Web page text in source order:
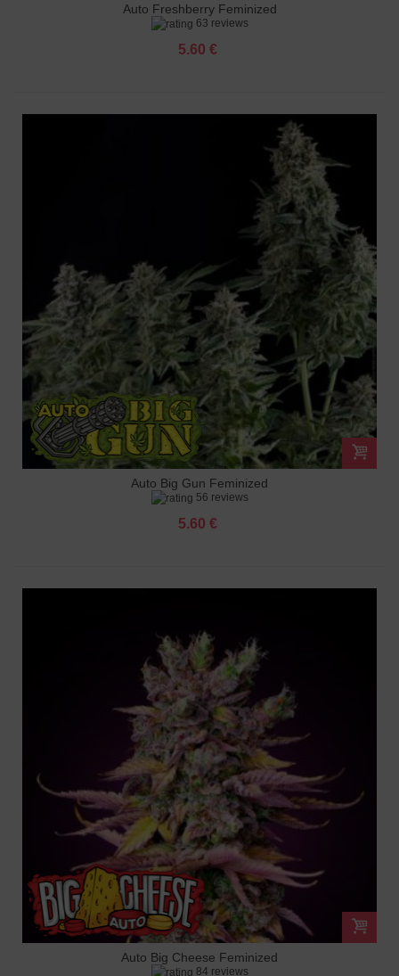
Auto Freshberry Feminized
63 reviews
5.60 €
Auto Big Gun Feminized
56 reviews
5.60 €
Auto Big Cheese Feminized
84 reviews